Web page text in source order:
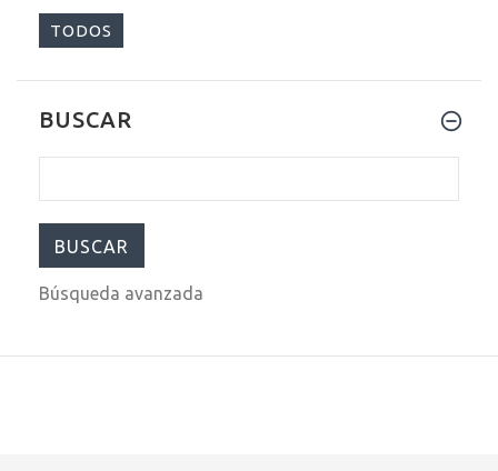
TODOS
BUSCAR
Búsqueda avanzada